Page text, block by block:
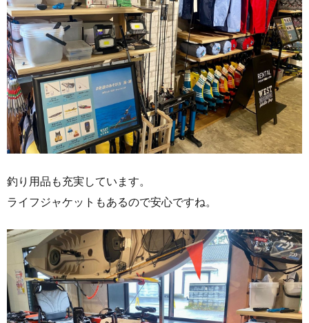
釣り用品も充実しています。
ライフジャケットもあるので安心ですね。